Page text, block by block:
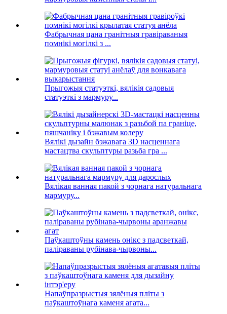
Фабрычная цана гранітныя гравіраваныя
помнікі могілкі з ...
Прыгожыя статуэткі, вялікія садовыя
статуэткі з мармуру...
Вялікі дызайн бэжавага 3D насценнага
мастацтва скульптуры разьба гра ...
Вялікая ванная пакой з чорнага натуральнага
мармуру...
Паўкаштоўны камень онікс з падсветкай,
паліраваны рубінава-чырвоны...
Напаўпразрыстыя зялёныя пліты з
паўкаштоўнага каменя агата...